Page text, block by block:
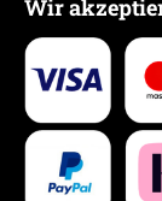
Wir